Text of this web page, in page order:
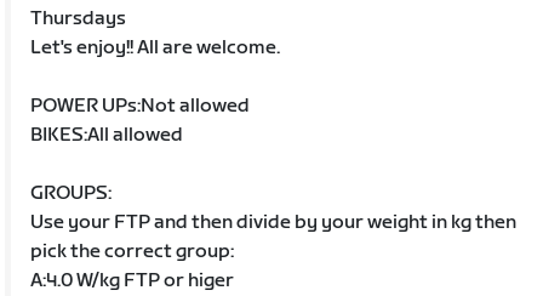
Thursdays
Let's enjoy!! All are welcome.
POWER UPs:Not allowed
BIKES:All allowed
GROUPS:
Use your FTP and then divide by your weight in kg then
pick the correct group:
A:4.0 W/kg FTP or higer